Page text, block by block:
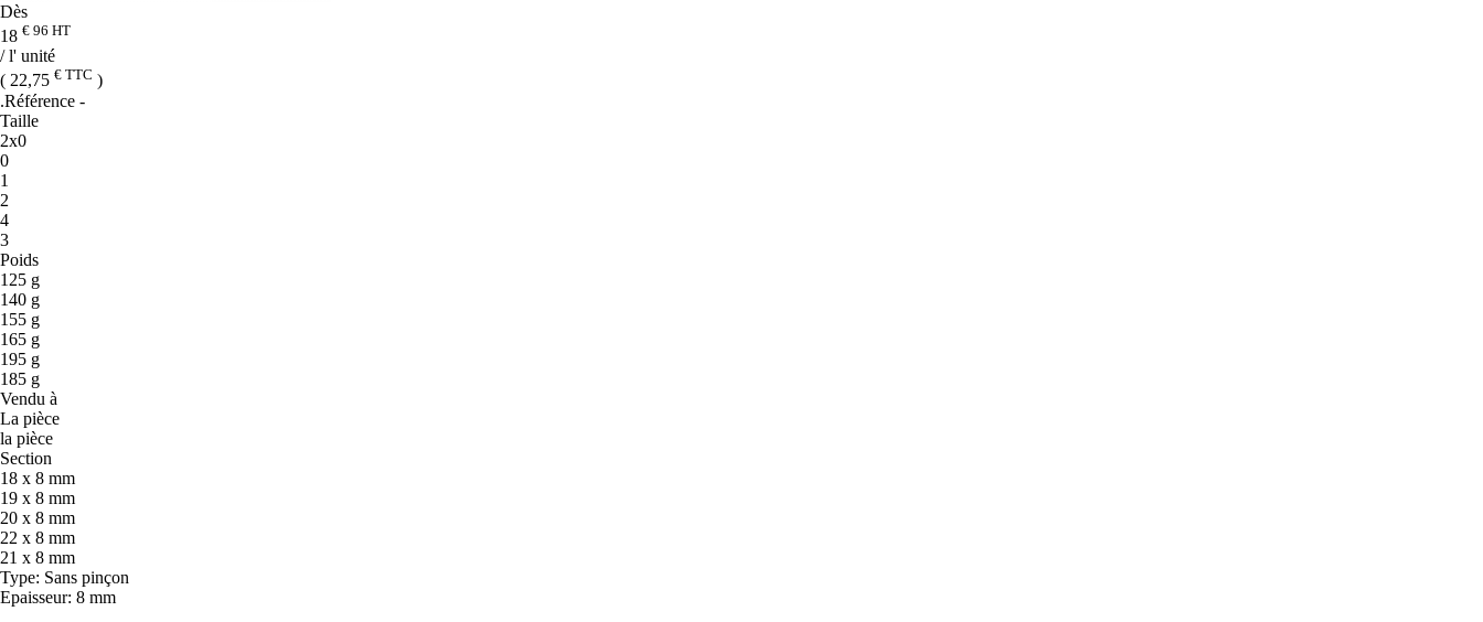
Dès
18 € 96 HT
/ l' unité
( 22,75 € TTC )
.Référence -
Taille
2x0
0
1
2
4
3
Poids
125 g
140 g
155 g
165 g
195 g
185 g
Vendu à
La pièce
la pièce
Section
18 x 8 mm
19 x 8 mm
20 x 8 mm
22 x 8 mm
21 x 8 mm
Type: Sans pinçon
Epaisseur: 8 mm